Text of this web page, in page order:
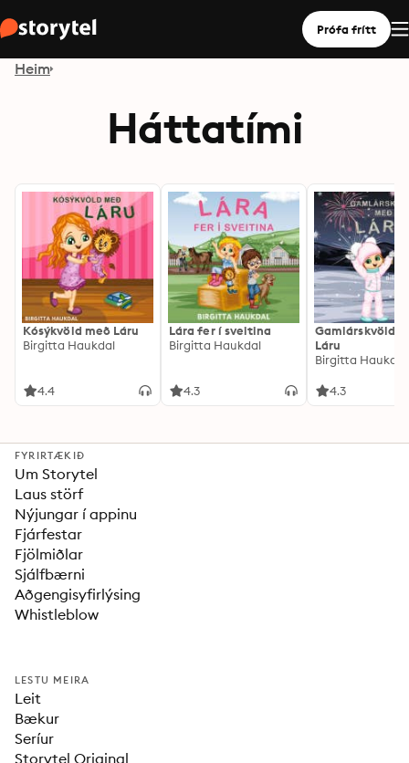
Prófa frítt
Heim
Háttatími
Kósýkvöld með Láru
Birgitta Haukdal
4.4
Lára fer í sveitina
Birgitta Haukdal
4.3
Gamlárskvöld
Láru
Birgitta Haukdal
4.3
FYRIRTÆKIÐ
Um Storytel
Laus störf
Nýjungar í appinu
Fjárfestar
Fjölmiðlar
Sjálfbærni
Aðgengisyfirlýsing
Whistleblow
LESTU MEIRA
Leit
Bækur
Seríur
Storytel Original